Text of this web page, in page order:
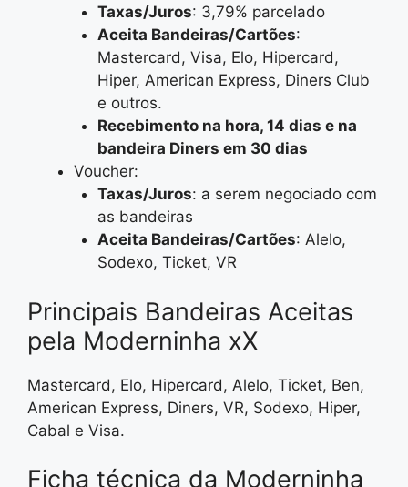
Taxas/Juros: 3,79% parcelado
Aceita Bandeiras/Cartões:
Mastercard, Visa, Elo, Hipercard,
Hiper, American Express, Diners Club
e outros.
Recebimento na hora, 14 dias e na
bandeira Diners em 30 dias
Voucher:
Taxas/Juros: a serem negociado com
as bandeiras
Aceita Bandeiras/Cartões: Alelo,
Sodexo, Ticket, VR
Principais Bandeiras Aceitas
pela Moderninha xX
Mastercard, Elo, Hipercard, Alelo, Ticket, Ben,
American Express, Diners, VR, Sodexo, Hiper,
Cabal e Visa.
Ficha técnica da Moderninha